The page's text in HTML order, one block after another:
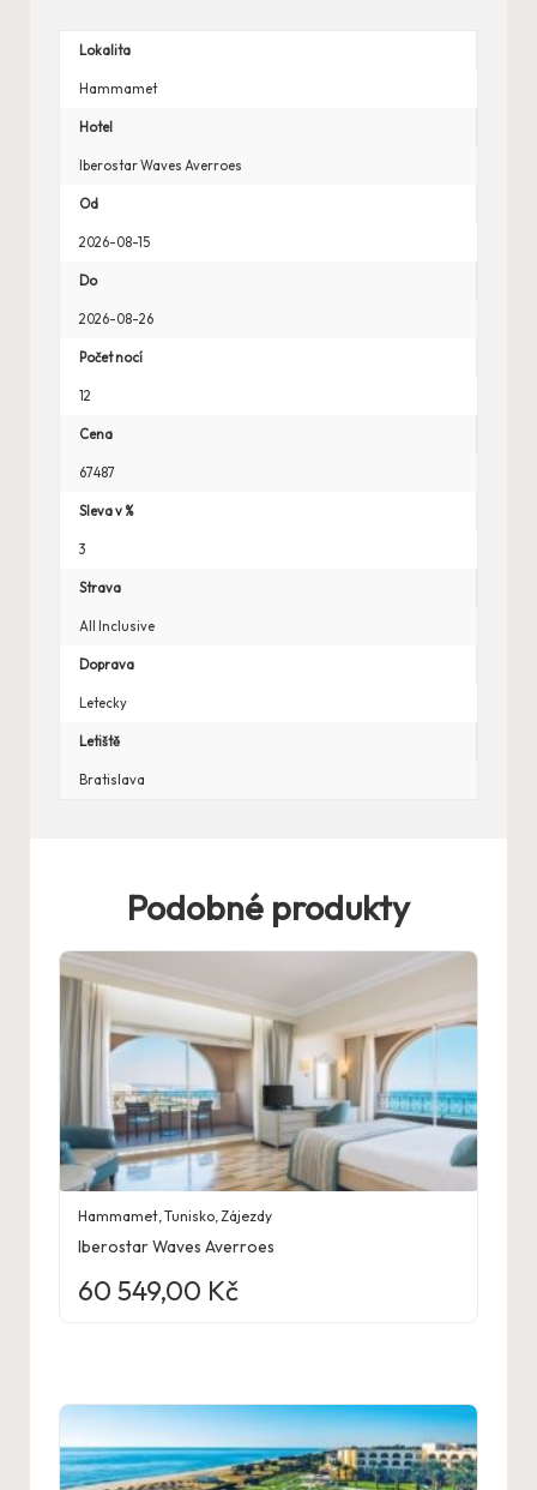
Lokalita
Hammamet
Hotel
Iberostar Waves Averroes
Od
2026-08-15
Do
2026-08-26
Počet nocí
12
Cena
67487
Sleva v %
3
Strava
All Inclusive
Doprava
Letecky
Letiště
Bratislava
Podobné produkty
Hammamet ,Tunisko Zájezdy
Iberostar Waves Averroes
60 549,00 Kč